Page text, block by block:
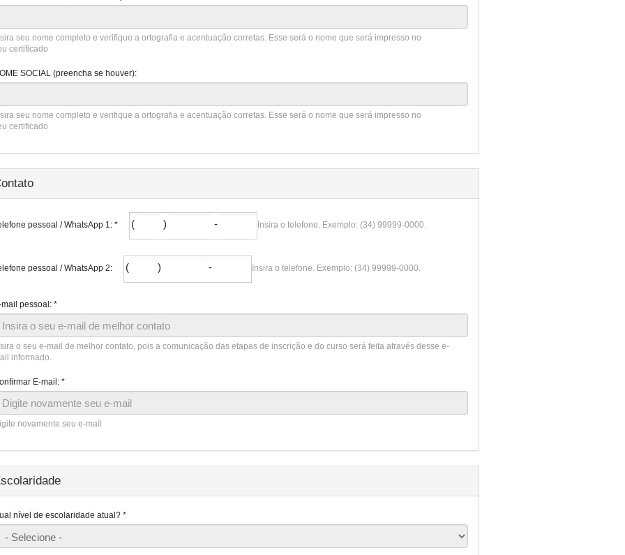
seu nome completo e verifique a ortografia e acentuação corretas. Esse será o nome que será impresso no
certificado
SOCIAL (preencha se houver):
seu nome completo e verifique a ortografia e acentuação corretas. Esse será o nome que será impresso no
certificado
pessoal / WhatsApp 1: * (
Telefone
pessoal
/
1:,
)
pessoal
/
1:,
-
Telefone
WhatsApp
1:,
Insira o telefone. Exemplo: (34) 99999-0000.
pessoal / WhatsApp 2: (
Telefone
pessoal
/
)
pessoal
/
-
Telefone
WhatsApp
2:,
part
3
Insira o telefone. Exemplo: (34) 99999-0000.
mail pessoal: *
o seu e-mail de melhor contato, pois a comunicação das etapas de inscrição e do curso será feita através desse e-
informado.
E-mail: *
novamente seu e-mail
nível de escolaridade atual? *